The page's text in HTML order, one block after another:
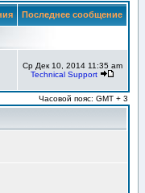
Последнее сообщение
Ср Дек 10, 2014 11:35 am
Technical Support
Часовой пояс: GMT + 3